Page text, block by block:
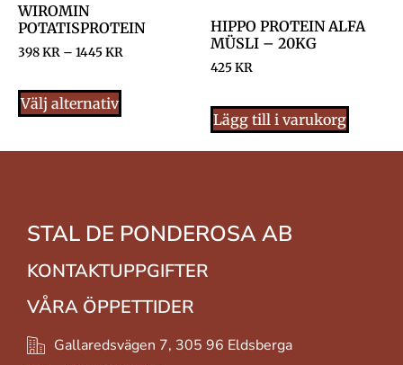
WIROMIN
POTATISPROTEIN
398KR – 1445KR
Välj alternativ
HIPPO PROTEIN ALFA
MÜSLI – 20KG
425KR
Lägg till i varukorg
STAL DE PONDEROSA AB
KONTAKTUPPGIFTER
VÅRA ÖPPETTIDER
Gallaredsvägen 7, 305 96 Eldsberga